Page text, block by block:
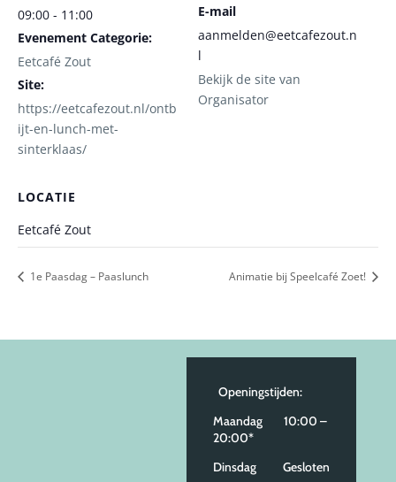
09:00 - 11:00
Evenement Categorie:
Eetcafé Zout
Site:
https://eetcafezout.nl/ontb
ijt-en-lunch-met-
sinterklaas/
E-mail
aanmelden@eetcafezout.n
l
Bekijk de site van
Organisator
LOCATIE
Eetcafé Zout
1e Paasdag – Paaslunch Animatie bij Speelcafé Zoet!
Openingstijden:
Maandag 10:00 –
20:00*
Dinsdag Gesloten